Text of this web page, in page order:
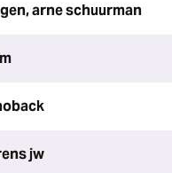
arne schuurman
jw